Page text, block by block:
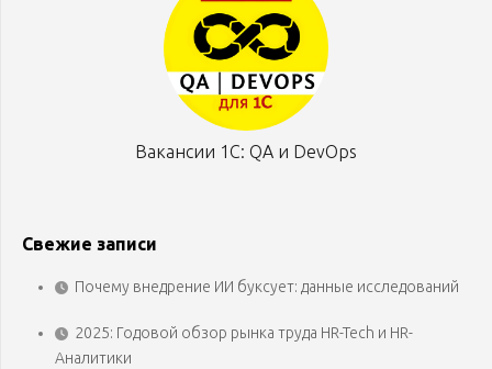
Вакансии 1С: QA и DevOps
Свежие записи
Почему внедрение ИИ буксует: данные исследований
2025: Годовой обзор рынка труда HR-Tech и HR-
Аналитики